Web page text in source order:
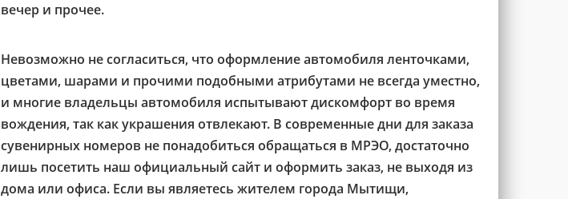
вечер и прочее.
Невозможно не согласиться, что оформление автомобиля ленточками,
цветами, шарами и прочими подобными атрибутами не всегда уместно,
и многие владельцы автомобиля испытывают дискомфорт во время
вождения, так как украшения отвлекают. В современные дни для заказа
сувенирных номеров не понадобиться обращаться в МРЭО, достаточно
лишь посетить наш официальный сайт и оформить заказ, не выходя из
дома или офиса. Если вы являетесь жителем города Мытищи,